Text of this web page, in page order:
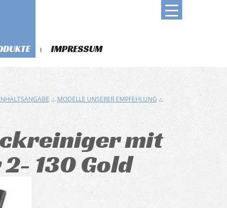
IMPRESSUM
INHALTSANGABE .:. MODELLE UNSERER EMPFEHLUNG .:.
mit
130 Gold